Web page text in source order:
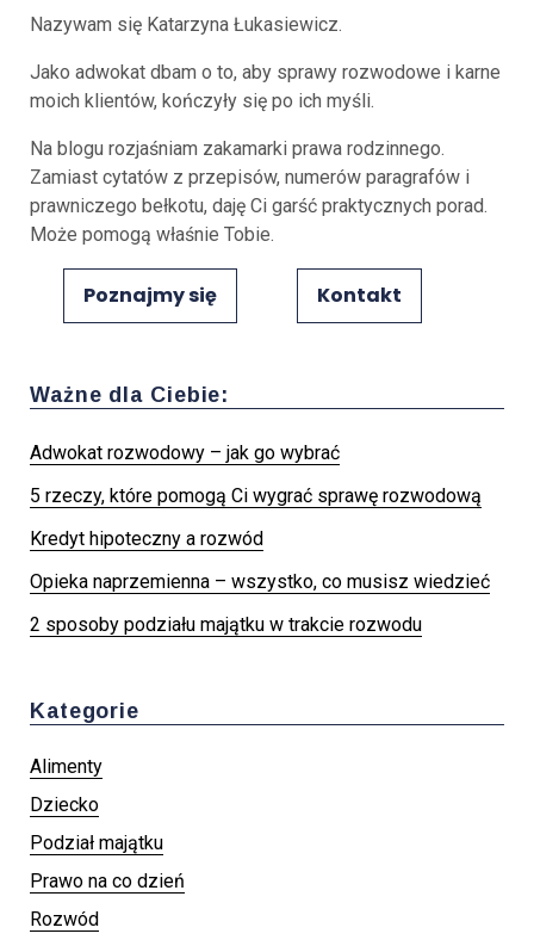
Nazywam się Katarzyna Łukasiewicz.
Jako adwokat dbam o to, aby sprawy rozwodowe i karne
moich klientów, kończyły się po ich myśli.
Na blogu rozjaśniam zakamarki prawa rodzinnego.
Zamiast cytatów z przepisów, numerów paragrafów i
prawniczego bełkotu, daję Ci garść praktycznych porad.
Może pomogą właśnie Tobie.
Poznajmy się Kontakt
Ważne dla Ciebie:
Adwokat rozwodowy – jak go wybrać
5 rzeczy, które pomogą Ci wygrać sprawę rozwodową
Kredyt hipoteczny a rozwód
Opieka naprzemienna – wszystko, co musisz wiedzieć
2 sposoby podziału majątku w trakcie rozwodu
Kategorie
Alimenty
Dziecko
Podział majątku
Prawo na co dzień
Rozwód